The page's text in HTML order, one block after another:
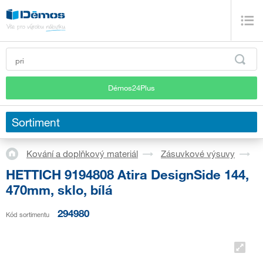
Démos24Plus
Sortiment
Kování a doplňkový materiál Zásuvkové výsuvy
HETTICH 9194808 Atira DesignSide 144,
470mm, sklo, bílá
Kód sortimentu 294980